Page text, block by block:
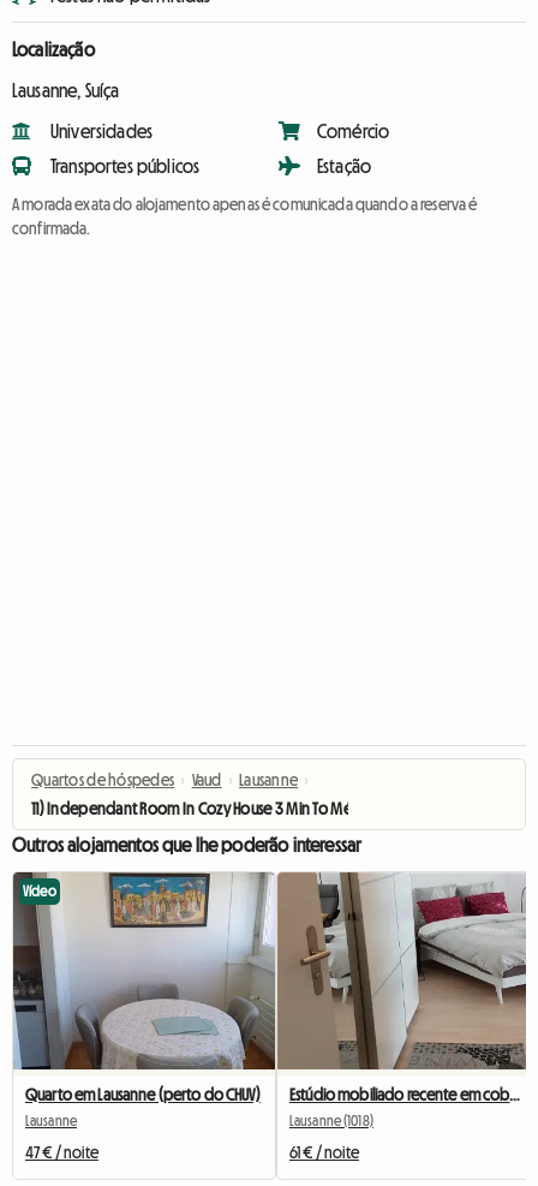
Localização
Lausanne, Suíça
Universidades
Transportes públicos
Comércio
Estação
A morada exata do alojamento apenas é comunicada quando a reserva é
confirmada.
Quartos de hóspedes › Vaud › Lausanne ›
11) Independant Room In Cozy House 3 Min To Métrro M2
Outros alojamentos que lhe poderão interessar
Vídeo
Quarto em Lausanne (perto do CHUV)
Lausanne
47 € / noite
Estúdio mobiliado recente em cobertura em Lausanne
Lausanne (1018)
61 € / noite